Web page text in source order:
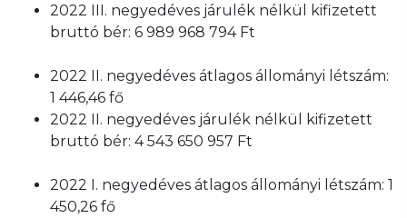
2022 III. negyedéves járulék nélkül kifizetett
bruttó bér: 6 989 968 794 Ft
2022 II. negyedéves átlagos állományi létszám:
1 446,46 fő
2022 II. negyedéves járulék nélkül kifizetett
bruttó bér: 4 543 650 957 Ft
2022 I. negyedéves átlagos állományi létszám: 1
450,26 fő